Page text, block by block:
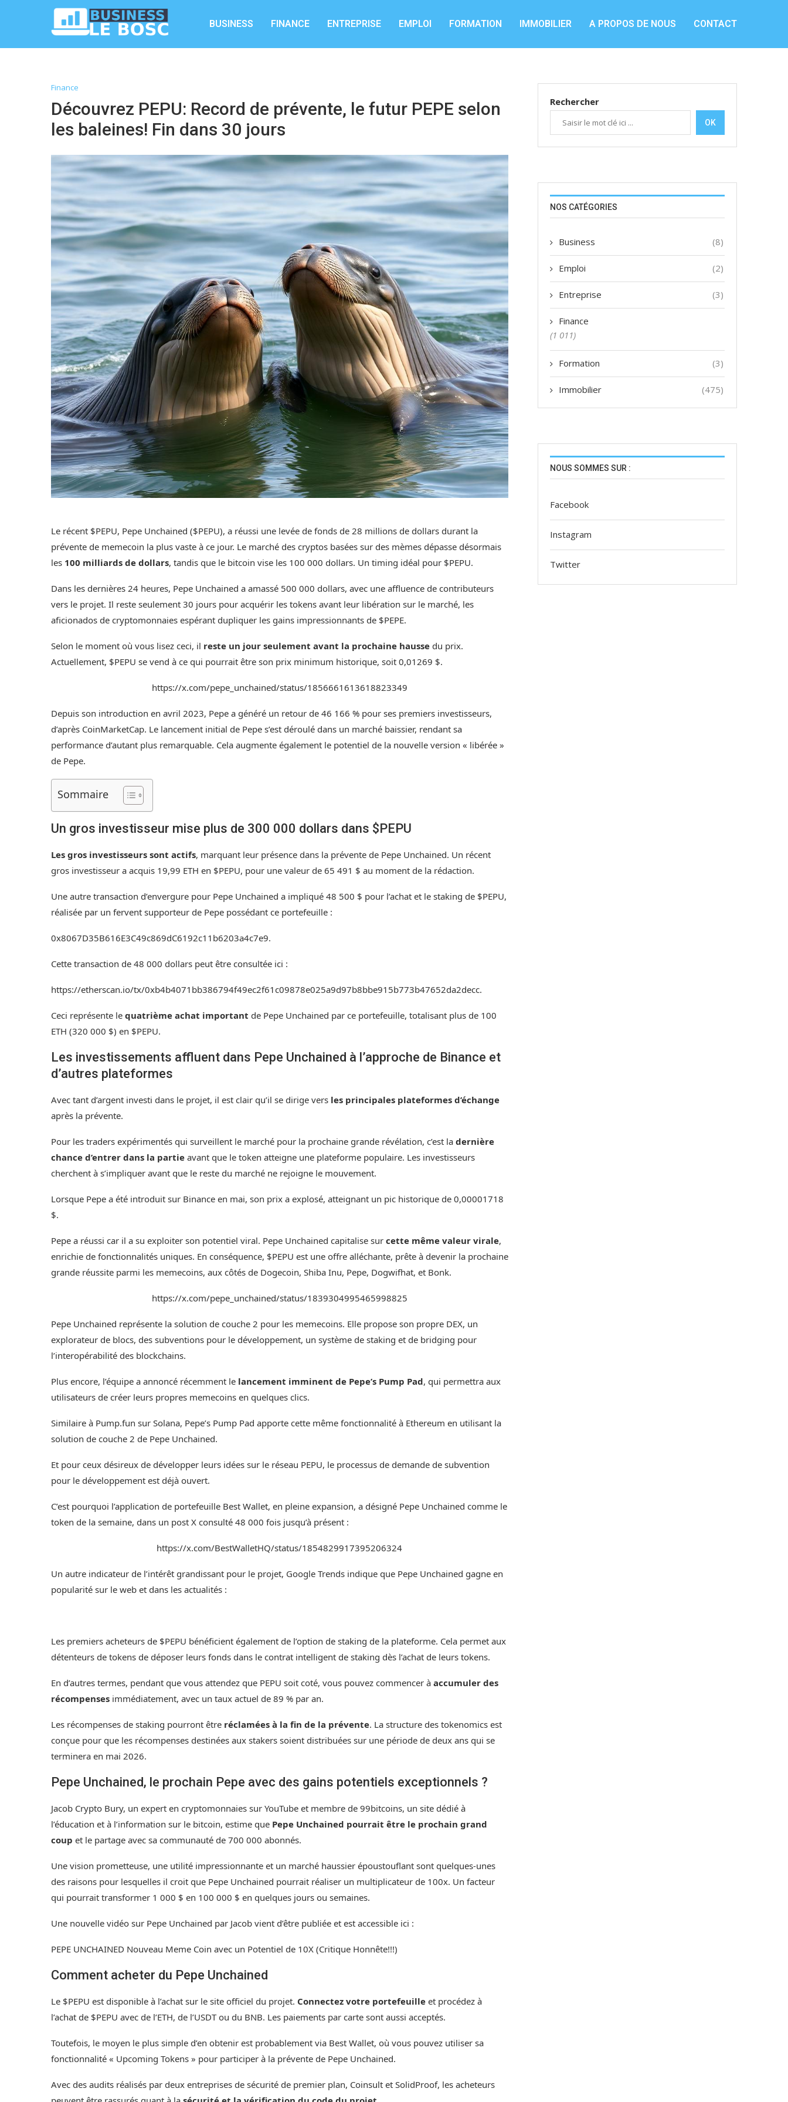
BUSINESS FINANCE ENTREPRISE EMPLOI FORMATION IMMOBILIER A PROPOS DE NOUS CONTACT
Finance
Découvrez PEPU: Record de prévente, le futur PEPE selon
les baleines! Fin dans 30 jours
Le récent $PEPU, Pepe Unchained ($PEPU), a réussi une levée de fonds de 28 millions de dollars durant la
prévente de memecoin la plus vaste à ce jour. Le marché des cryptos basées sur des mèmes dépasse désormais
les 100 milliards de dollars, tandis que le bitcoin vise les 100 000 dollars. Un timing idéal pour $PEPU.
Dans les dernières 24 heures, Pepe Unchained a amassé 500 000 dollars, avec une affluence de contributeurs
vers le projet. Il reste seulement 30 jours pour acquérir les tokens avant leur libération sur le marché, les
aficionados de cryptomonnaies espérant dupliquer les gains impressionnants de $PEPE.
Selon le moment où vous lisez ceci, il reste un jour seulement avant la prochaine hausse du prix.
Actuellement, $PEPU se vend à ce qui pourrait être son prix minimum historique, soit 0,01269 $.
https://x.com/pepe_unchained/status/1856661613618823349
Depuis son introduction en avril 2023, Pepe a généré un retour de 46 166 % pour ses premiers investisseurs,
d’après CoinMarketCap. Le lancement initial de Pepe s’est déroulé dans un marché baissier, rendant sa
performance d’autant plus remarquable. Cela augmente également le potentiel de la nouvelle version « libérée »
de Pepe.
Sommaire
Un gros investisseur mise plus de 300 000 dollars dans $PEPU
Les gros investisseurs sont actifs, marquant leur présence dans la prévente de Pepe Unchained. Un récent
gros investisseur a acquis 19,99 ETH en $PEPU, pour une valeur de 65 491 $ au moment de la rédaction.
Une autre transaction d’envergure pour Pepe Unchained a impliqué 48 500 $ pour l’achat et le staking de $PEPU,
réalisée par un fervent supporteur de Pepe possédant ce portefeuille :
0x8067D35B616E3C49c869dC6192c11b6203a4c7e9.
Cette transaction de 48 000 dollars peut être consultée ici :
https://etherscan.io/tx/0xb4b4071bb386794f49ec2f61c09878e025a9d97b8bbe915b773b47652da2decc.
Ceci représente le quatrième achat important de Pepe Unchained par ce portefeuille, totalisant plus de 100
ETH (320 000 $) en $PEPU.
Les investissements affluent dans Pepe Unchained à l’approche de Binance et
d’autres plateformes
Avec tant d’argent investi dans le projet, il est clair qu’il se dirige vers les principales plateformes d’échange
après la prévente.
Pour les traders expérimentés qui surveillent le marché pour la prochaine grande révélation, c’est la dernière
chance d’entrer dans la partie avant que le token atteigne une plateforme populaire. Les investisseurs
cherchent à s’impliquer avant que le reste du marché ne rejoigne le mouvement.
Lorsque Pepe a été introduit sur Binance en mai, son prix a explosé, atteignant un pic historique de 0,00001718
$.
Pepe a réussi car il a su exploiter son potentiel viral. Pepe Unchained capitalise sur cette même valeur virale,
enrichie de fonctionnalités uniques. En conséquence, $PEPU est une offre alléchante, prête à devenir la prochaine
grande réussite parmi les memecoins, aux côtés de Dogecoin, Shiba Inu, Pepe, Dogwifhat, et Bonk.
https://x.com/pepe_unchained/status/1839304995465998825
Pepe Unchained représente la solution de couche 2 pour les memecoins. Elle propose son propre DEX, un
explorateur de blocs, des subventions pour le développement, un système de staking et de bridging pour
l’interopérabilité des blockchains.
Plus encore, l’équipe a annoncé récemment le lancement imminent de Pepe’s Pump Pad, qui permettra aux
utilisateurs de créer leurs propres memecoins en quelques clics.
Similaire à Pump.fun sur Solana, Pepe’s Pump Pad apporte cette même fonctionnalité à Ethereum en utilisant la
solution de couche 2 de Pepe Unchained.
Et pour ceux désireux de développer leurs idées sur le réseau PEPU, le processus de demande de subvention
pour le développement est déjà ouvert.
C’est pourquoi l’application de portefeuille Best Wallet, en pleine expansion, a désigné Pepe Unchained comme le
token de la semaine, dans un post X consulté 48 000 fois jusqu’à présent :
https://x.com/BestWalletHQ/status/1854829917395206324
Un autre indicateur de l’intérêt grandissant pour le projet, Google Trends indique que Pepe Unchained gagne en
popularité sur le web et dans les actualités :
Les premiers acheteurs de $PEPU bénéficient également de l’option de staking de la plateforme. Cela permet aux
détenteurs de tokens de déposer leurs fonds dans le contrat intelligent de staking dès l’achat de leurs tokens.
En d’autres termes, pendant que vous attendez que PEPU soit coté, vous pouvez commencer à accumuler des
récompenses immédiatement, avec un taux actuel de 89 % par an.
Les récompenses de staking pourront être réclamées à la fin de la prévente. La structure des tokenomics est
conçue pour que les récompenses destinées aux stakers soient distribuées sur une période de deux ans qui se
terminera en mai 2026.
Pepe Unchained, le prochain Pepe avec des gains potentiels exceptionnels ?
Jacob Crypto Bury, un expert en cryptomonnaies sur YouTube et membre de 99bitcoins, un site dédié à
l’éducation et à l’information sur le bitcoin, estime que Pepe Unchained pourrait être le prochain grand
coup et le partage avec sa communauté de 700 000 abonnés.
Une vision prometteuse, une utilité impressionnante et un marché haussier époustouflant sont quelques-unes
des raisons pour lesquelles il croit que Pepe Unchained pourrait réaliser un multiplicateur de 100x. Un facteur
qui pourrait transformer 1 000 $ en 100 000 $ en quelques jours ou semaines.
Une nouvelle vidéo sur Pepe Unchained par Jacob vient d’être publiée et est accessible ici :
PEPE UNCHAINED Nouveau Meme Coin avec un Potentiel de 10X (Critique Honnête!!!)
Comment acheter du Pepe Unchained
Le $PEPU est disponible à l’achat sur le site officiel du projet. Connectez votre portefeuille et procédez à
l’achat de $PEPU avec de l’ETH, de l’USDT ou du BNB. Les paiements par carte sont aussi acceptés.
Toutefois, le moyen le plus simple d’en obtenir est probablement via Best Wallet, où vous pouvez utiliser sa
fonctionnalité « Upcoming Tokens » pour participer à la prévente de Pepe Unchained.
Avec des audits réalisés par deux entreprises de sécurité de premier plan, Coinsult et SolidProof, les acheteurs
Rechercher
OK
NOS CATÉGORIES
Business (8)
Emploi (2)
Entreprise (3)
Finance
(1 011)
Formation (3)
Immobilier (475)
NOUS SOMMES SUR :
Facebook
Instagram
Twitter